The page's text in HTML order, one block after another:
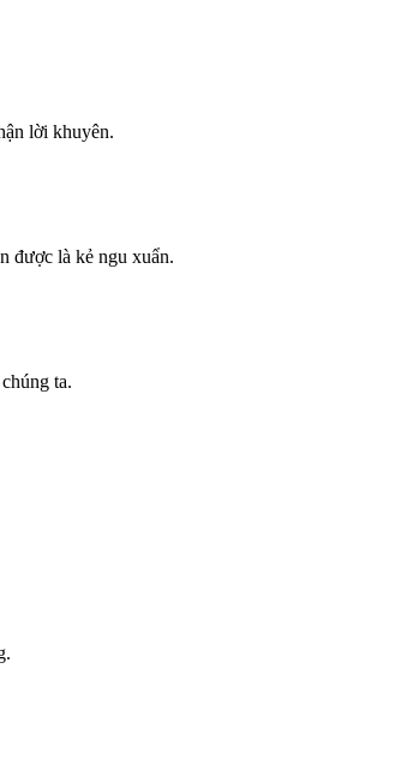
lời khuyên.
được là kẻ ngu xuẩn.
ta.